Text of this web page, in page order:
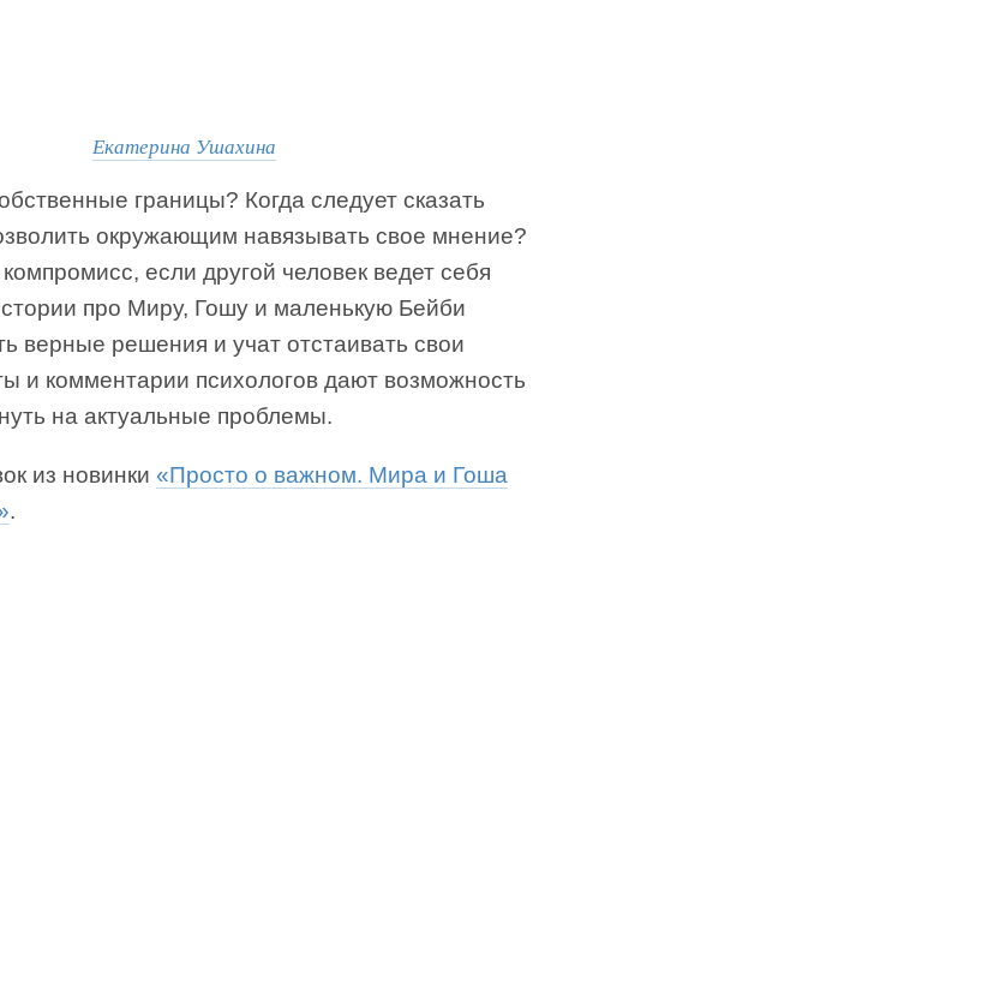
Екатерина Ушахина
границы? Когда следует сказать
окружающим навязывать свое мнение?
если другой человек ведет себя
про Миру, Гошу и маленькую Бейби
верные решения и учат отстаивать свои
и комментарии психологов дают возможность
на актуальные проблемы.
из новинки «Просто о важном. Мира и Гоша
.